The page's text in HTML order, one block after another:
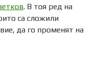
. В тоя ред на
са сложили
да го променят на